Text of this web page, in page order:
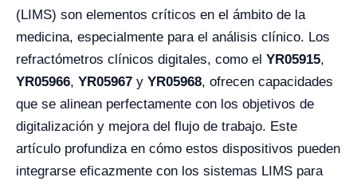
(LIMS) son elementos críticos en el ámbito de la
medicina, especialmente para el análisis clínico. Los
refractómetros clínicos digitales, como el YR05915,
YR05966, YR05967 y YR05968, ofrecen capacidades
que se alinean perfectamente con los objetivos de
digitalización y mejora del flujo de trabajo. Este
artículo profundiza en cómo estos dispositivos pueden
integrarse eficazmente con los sistemas LIMS para